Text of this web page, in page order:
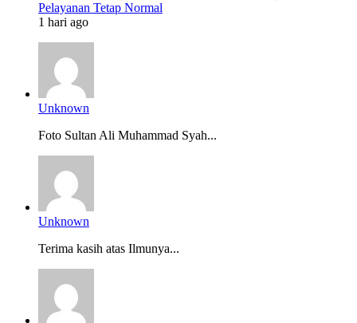
Pelayanan Tetap Normal
1 hari ago
Unknown
Foto Sultan Ali Muhammad Syah...
Unknown
Terima kasih atas Ilmunya...